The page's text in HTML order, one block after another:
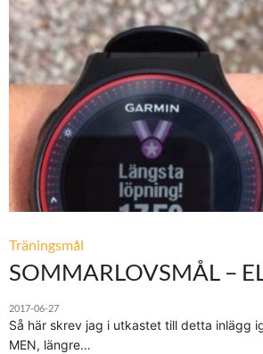
Träningsmål
SOMMARLOVSMÅL –
2017-06-27
Så här skrev jag i utkastet till detta inlägg
MEN, längre…